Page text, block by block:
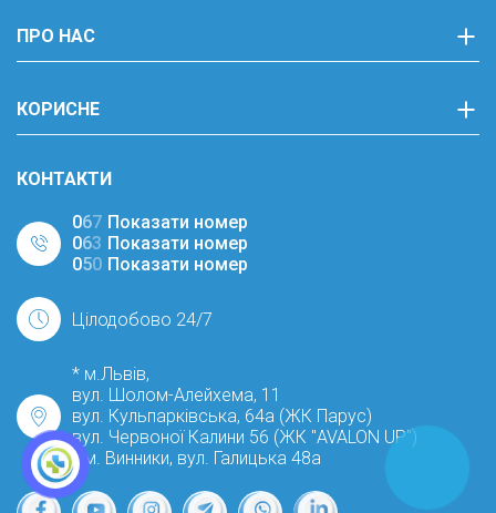
ПРО НАС
КОРИСНЕ
КОНТАКТИ
067 Показати номер
063 Показати номер
050 Показати номер
Цілодобово 24/7
* м.Львів,
вул. Шолом-Алейхема, 11
вул. Кульпарківська, 64а (ЖК Парус)
вул. Червоної Калини 56 (ЖК "AVALON UP")
* м. Винники, вул. Галицька 48а